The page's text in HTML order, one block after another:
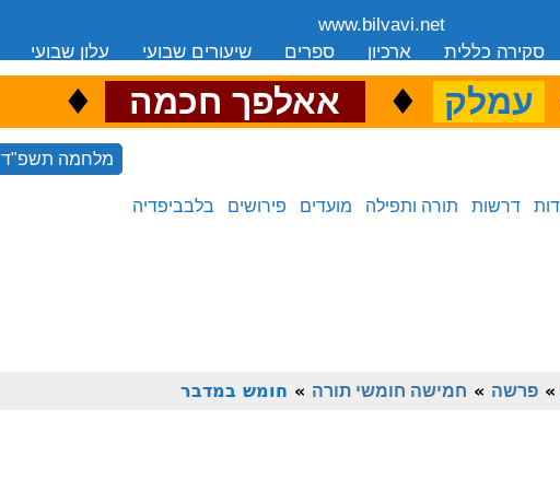
www.bilvavi.net
עלון שבועי שיעורים שבועי ספרים ארכיון סקירה כללית
עמלק ♦ אאלפך חכמה ♦
מלחמה תשפ"ד
דרשות תורה ותפילה מועדים פירושים בלבביפדיה
»פרשה » חמישה חומשי תורה » חומש במדבר